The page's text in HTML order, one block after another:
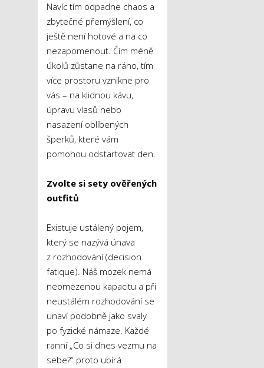
Navíc tím odpadne chaos a
zbytečné přemýšlení, co
ještě není hotové a na co
nezapomenout. Čím méně
úkolů zůstane na ráno, tím
více prostoru vznikne pro
vás – na klidnou kávu,
úpravu vlasů nebo
nasazení oblíbených
šperků, které vám
pomohou odstartovat den.
Zvolte si sety ověřených
outfitů
Existuje ustálený pojem,
který se nazývá únava
z rozhodování (decision
fatique). Náš mozek nemá
neomezenou kapacitu a při
neustálém rozhodování se
unaví podobně jako svaly
po fyzické námaze. Každé
ranní „Co si dnes vezmu na
sebe?“ proto ubírá